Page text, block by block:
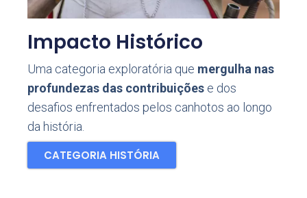
Impacto Histórico
Uma categoria exploratória que mergulha nas
profundezas das contribuições e dos
desafios enfrentados pelos canhotos ao longo
da história.
CATEGORIA HISTÓRIA